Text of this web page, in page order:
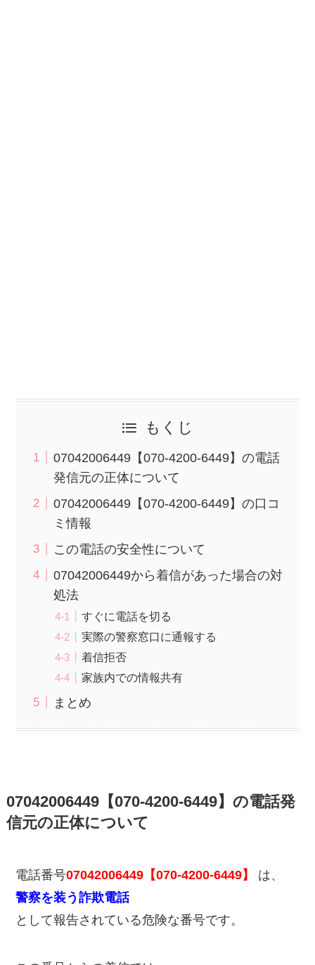
もくじ
07042006449【070-4200-6449】の電話
発信元の正体について
07042006449【070-4200-6449】の口コ
ミ情報
この電話の安全性について
07042006449から着信があった場合の対
処法
すぐに電話を切る
実際の警察窓口に通報する
着信拒否
家族内での情報共有
まとめ
07042006449【070-4200-6449】の電話発
信元の正体について
電話番号07042006449【070-4200-6449】
は、
警察を装う詐欺電話
として報告されている危険な番号です。